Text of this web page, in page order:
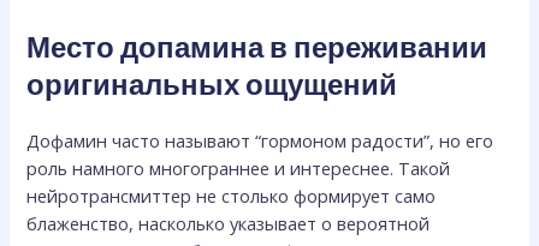
Место допамина в переживании
оригинальных ощущений
Дофамин часто называют “гормоном радости”, но его
роль намного многограннее и интереснее. Такой
нейротрансмиттер не столько формирует само
блаженство, насколько указывает о вероятной